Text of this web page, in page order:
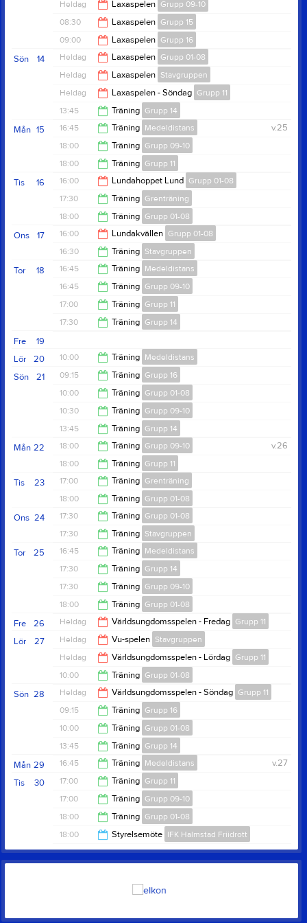
Heldag
Laxaspelen Grupp 09-10
08:30
Laxaspelen Grupp 15
13:30
09:00 Laxaspelen Grupp 16
13:00
14
Sön Heldag Laxaspelen Grupp 01-08
Heldag
Laxaspelen Stavgruppen
Heldag
Laxaspelen - Söndag Grupp 11
13:45
Träning Grupp 14
15:00
15
Mån v.25
16:45 Träning Medeldistans
18:15
18:00 Träning Grupp 09-10
19:45
18:00 Träning Grupp 11
19:45
16
Tis 16:00 Lundahoppet Lund Grupp 01-08
20:00
17:30 Träning Grenträning
19:15
18:00 Träning Grupp 01-08
20:00
17
Ons 16:00 Lundakvällen Grupp 01-08
21:00
16:30 Träning Stavgruppen
18:00
18
Tor 16:45 Träning Medeldistans
18:00
16:45 Träning Grupp 09-10
18:45
17:00 Träning Grupp 11
17:30 Träning Grupp 14
18:30
19
Fre
20
Lör 10:00 Träning Medeldistans
11:30
21
Sön 09:15 Träning Grupp 16
10:30
10:00 Träning Grupp 01-08
12:00
10:30 Träning Grupp 09-10
12:15
13:45 Träning Grupp 14
15:00
22
Mån v.26
18:00 Träning Grupp 09-10
19:45
18:00 Träning Grupp 11
19:45
23
Tis 17:00 Träning Grenträning
18:45
18:00 Träning Grupp 01-08
20:00
24
Ons 17:30 Träning Grupp 01-08
19:30
17:30 Träning Stavgruppen
19:30
25
Tor 16:45 Träning Medeldistans
18:00
17:30 Träning Grupp 14
18:30
17:30 Träning Grupp 09-10
19:30
18:00 Träning Grupp 01-08
20:00
26
Fre Heldag Världsungdomsspelen - Fredag Grupp 11
27
Lör Heldag Vu-spelen Stavgruppen
Heldag
Världsungdomsspelen - Lördag Grupp 11
10:00
Träning Grupp 01-08
12:00
28
Sön Heldag Världsungdomsspelen - Söndag Grupp 11
09:15
Träning Grupp 16
10:30
10:00 Träning Grupp 01-08
12:00
13:45 Träning Grupp 14
15:00
29
Mån v.27
16:45 Träning Medeldistans
17:45
30
Tis 17:00 Träning Grupp 11
19:00
17:00 Träning Grupp 09-10
19:00
18:00 Träning Grupp 01-08
20:00
18:00 Styrelsemöte IFK Halmstad Friidrott